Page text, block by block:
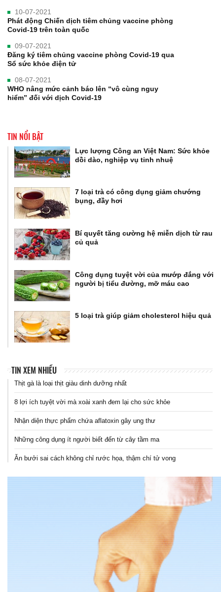
10-07-2021
Phát động Chiến dịch tiêm chủng vaccine phòng
Covid-19 trên toàn quốc
09-07-2021
Đăng ký tiêm chủng vaccine phòng Covid-19 qua
Sổ sức khỏe điện tử
08-07-2021
WHO nâng mức cảnh báo lên “vô cùng nguy
hiểm” đối với dịch Covid-19
TIN NỔI BẬT
Lực lượng Công an Việt Nam: Sức khỏe
dồi dào, nghiệp vụ tinh nhuệ
7 loại trà có công dụng giảm chướng
bụng, đầy hơi
Bí quyết tăng cường hệ miễn dịch từ rau
củ quả
Công dụng tuyệt vời của mướp đắng với
người bị tiểu đường, mỡ máu cao
5 loại trà giúp giảm cholesterol hiệu quả
TIN XEM NHIỀU
Thịt gà là loại thịt giàu dinh dưỡng nhất
8 lợi ích tuyệt vời mà xoài xanh đem lại cho sức khỏe
Nhận diện thực phẩm chứa aflatoxin gây ung thư
Những công dụng ít người biết đến từ cây tầm ma
Ăn bưởi sai cách không chỉ rước họa, thậm chí tử vong